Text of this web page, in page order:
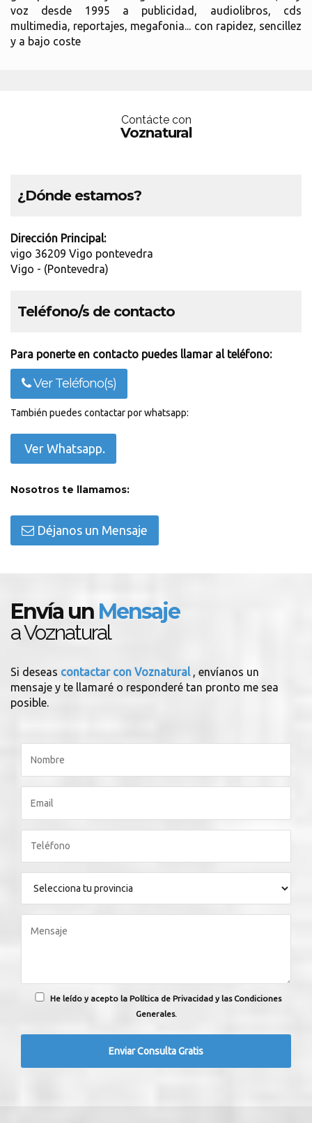
voz desde 1995 a publicidad, audiolibros, cds
multimedia, reportajes, megafonia... con rapidez, sencillez
y a bajo coste
Contácte con
Voznatural
¿Dónde estamos?
Dirección Principal:
vigo 36209 Vigo pontevedra
Vigo - (Pontevedra)
Teléfono/s de contacto
Para ponerte en contacto puedes llamar al teléfono:
Ver Teléfono(s)
También puedes contactar por whatsapp:
Ver Whatsapp.
Nosotros te llamamos:
Déjanos un Mensaje
Envía un Mensaje
a Voznatural
Si deseas contactar con Voznatural , envíanos un
mensaje y te llamaré o responderé tan pronto me sea
posible.
He leído y acepto la Política de Privacidad y las Condiciones
Generales.